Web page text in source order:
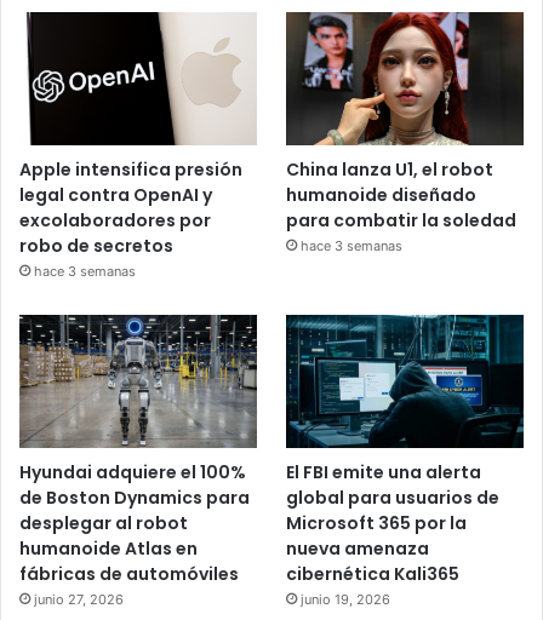
Apple intensifica presión
legal contra OpenAI y
excolaboradores por
robo de secretos
hace 3 semanas
China lanza U1, el robot
humanoide diseñado
para combatir la soledad
hace 3 semanas
Hyundai adquiere el 100%
de Boston Dynamics para
desplegar al robot
humanoide Atlas en
fábricas de automóviles
junio 27, 2026
El FBI emite una alerta
global para usuarios de
Microsoft 365 por la
nueva amenaza
cibernética Kali365
junio 19, 2026